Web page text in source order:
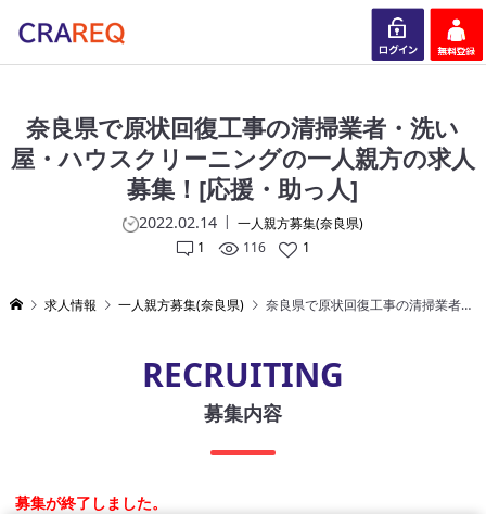
奈良県で原状回復工事の清掃業者・洗い
屋・ハウスクリーニングの一人親方の求人
募集！[応援・助っ人]
2022.02.14
一人親方募集(奈良県)
1
116 1
求人情報 一人親方募集(奈良県) 奈良県で原状回復工事の清掃業者・洗い屋・ハウスクリーニングの一人親方の求人募集！[応援・助っ人]
RECRUITING
募集内容
募集が終了しました。